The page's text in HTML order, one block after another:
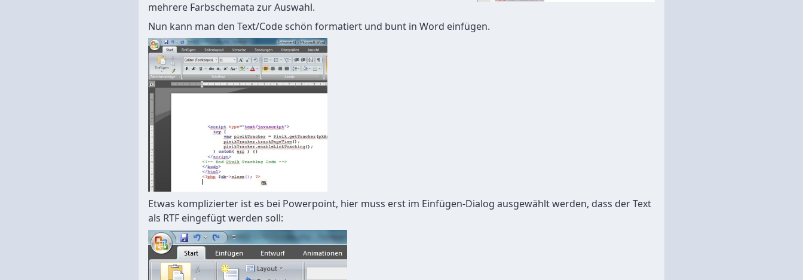
mehrere Farbschemata zur Auswahl.
Nun kann man den Text/Code schön formatiert und bunt in Word einfügen.
Etwas komplizierter ist es bei Powerpoint, hier muss erst im Einfügen-Dialog ausgewählt werden, dass der Text
als RTF eingefügt werden soll: